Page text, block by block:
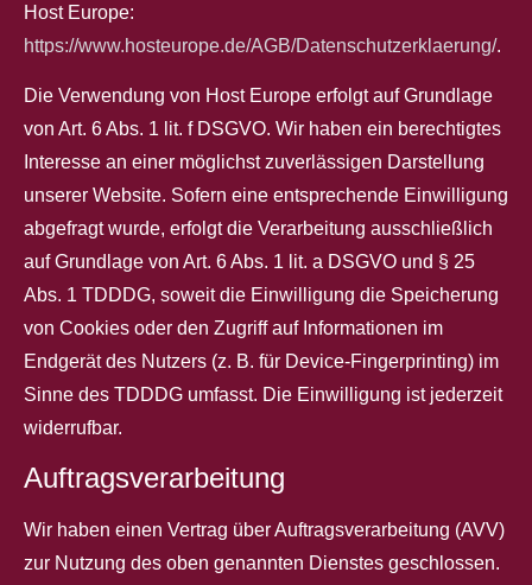
Host Europe:
https://www.hosteurope.de/AGB/Datenschutzerklaerung/.
Die Verwendung von Host Europe erfolgt auf Grundlage
von Art. 6 Abs. 1 lit. f DSGVO. Wir haben ein berechtigtes
Interesse an einer möglichst zuverlässigen Darstellung
unserer Website. Sofern eine entsprechende Einwilligung
abgefragt wurde, erfolgt die Verarbeitung ausschließlich
auf Grundlage von Art. 6 Abs. 1 lit. a DSGVO und § 25
Abs. 1 TDDDG, soweit die Einwilligung die Speicherung
von Cookies oder den Zugriff auf Informationen im
Endgerät des Nutzers (z. B. für Device-Fingerprinting) im
Sinne des TDDDG umfasst. Die Einwilligung ist jederzeit
widerrufbar.
Auftragsverarbeitung
Wir haben einen Vertrag über Auftragsverarbeitung (AVV)
zur Nutzung des oben genannten Dienstes geschlossen.